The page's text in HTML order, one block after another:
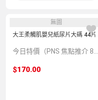
無圖
大王柔觸肌嬰兒紙尿片大碼 44片
今日特價（PNS 焦點推介 820070）
$170.00